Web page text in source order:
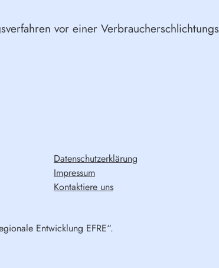
vor einer
Datenschutzerklärung
Impressum
Kontaktiere uns
Entwicklung EFRE“.